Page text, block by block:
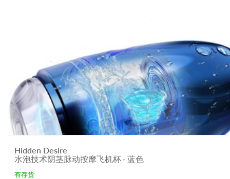
Hidden Desire
水泡技术阴茎脉动按摩飞机杯 - 蓝色
有存货